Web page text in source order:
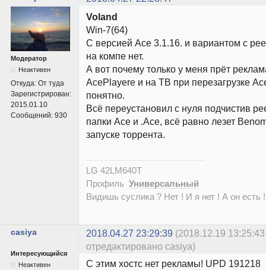
Модератор
Неактивен
Откуда: От туда
Зарегистрирован:
2015.01.10
Сообщений: 930
Voland
Win-7(64)
С версией Ace 3.1.16. и вариантом с
на компе нет.
А вот почему только у меня прёт
AcePlayere и на ТВ при перезагрузке
понятно.
Всё переустановил с нуля подчистив
папки Ace и .Ace, всё равно лезет
запуске торрента.
LG 42LM640T
Профиль Универсальный
Видишь суслика ? Нет ! И я нет ! А он есть
casiya 2018.04.27 23:29:39 (2018.12.19 13:25:43
отредактировано casiya)
Интересующийся
Неактивен
С этим хостс нет рекламы! UPD 191218